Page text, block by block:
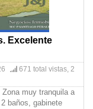
Excelente
671 total vistas, 2
muy tranquila a
baños, gabinete